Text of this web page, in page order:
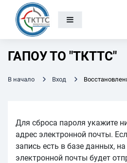
Перейти к основному содержанию
ГАПОУ ТО "ТКТТС"
В начало Вход
Для сброса пароля укажите
адрес электронной почты.
запись есть в базе данных,
электронной почты будет